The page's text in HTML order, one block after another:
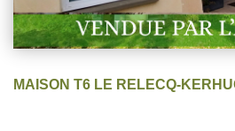
MAISON T6 LE RELECQ-